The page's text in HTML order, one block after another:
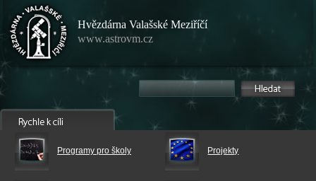
Hvězdárna Valašské Meziříčí
www.astrovm.cz
Programy pro školy Projekty